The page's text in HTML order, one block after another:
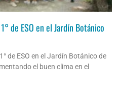
de ESO en el Jardín Botánico
de ESO en el Jardín Botánico de
el buen clima en el